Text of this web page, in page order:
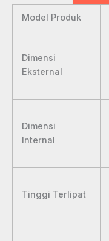
Model Produk
Dimensi
Eksternal
Dimensi
Internal
Tinggi Terlipat